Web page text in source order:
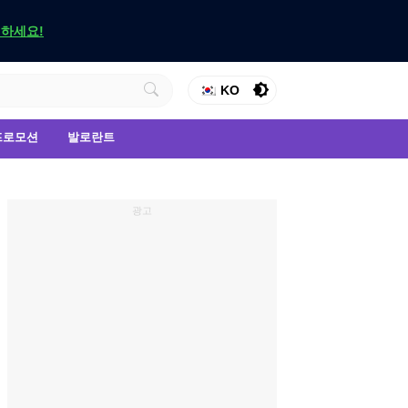
세요!
KO
로모션 발로란트
광고